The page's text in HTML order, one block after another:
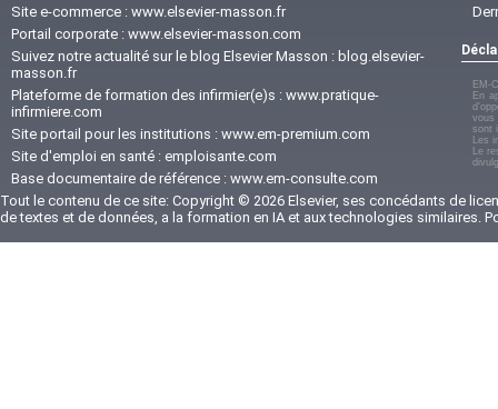
Site e-commerce : www.elsevier-masson.fr
Portail corporate : www.elsevier-masson.com
Suivez notre actualité sur le blog Elsevier Masson : blog.elsevier-
masson.fr
Plateforme de formation des infirmier(e)s : www.pratique-
infirmiere.com
Site portail pour les institutions : www.em-premium.com
Site d'emploi en santé : emploisante.com
Base documentaire de référence : www.em-consulte.com
EM-
En
vous
sont
Les
Le
Tout le contenu de ce site: Copyright © 2026 Elsevier, ses concédants de
de textes et de données, a la formation en IA et aux technologies similaires.